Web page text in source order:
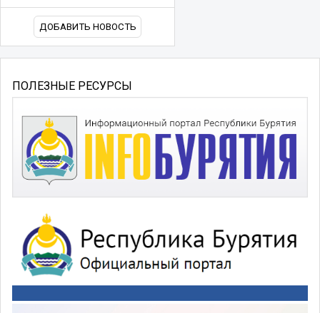
ДОБАВИТЬ НОВОСТЬ
ПОЛЕЗНЫЕ РЕСУРСЫ